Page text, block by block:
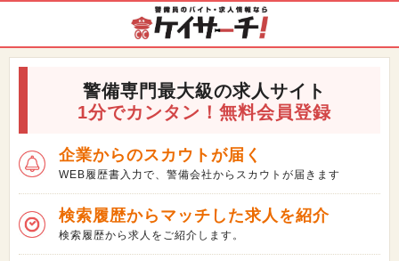
警備専門最大級の求人サイト
1分でカンタン！無料会員登録
企業からのスカウトが届く
WEB履歴書入力で、警備会社からスカウトが届きます
検索履歴からマッチした求人を紹介
検索履歴から求人をご紹介します。